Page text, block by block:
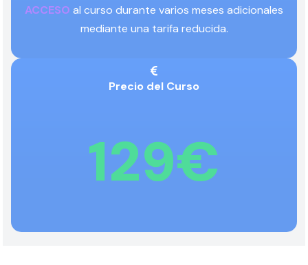
ACCESO al curso durante varios meses adicionales
mediante una tarifa reducida.
Precio del Curso
129€